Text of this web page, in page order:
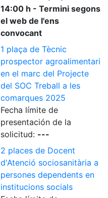
14:00 h - Termini segons
el web de l'ens
convocant
1 plaça de Tècnic
prospector agroalimentari
en el marc del Projecte
del SOC Treball a les
comarques 2025
Fecha límite de
presentación de la
solicitud: ---
2 places de Docent
d'Atenció sociosanitària a
persones dependents en
institucions socials